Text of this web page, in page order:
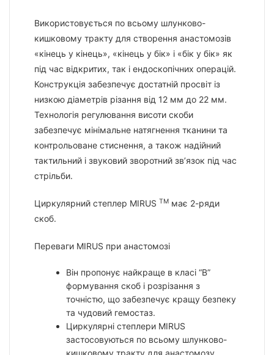
Використовується по всьому шлунково-
кишковому тракту для створення анастомозів
«кінець у кінець», «кінець у бік» і «бік у бік» як
під час відкритих, так і ендоскопічних операцій.
Конструкція забезпечує достатній просвіт із
низкою діаметрів різання від 12 мм до 22 мм.
Технологія регулювання висоти скоби
забезпечує мінімальне натягнення тканини та
контрольоване стиснення, а також надійний
тактильний і звуковий зворотний зв’язок під час
стрільби.
Циркулярний степлер MIRUS TM має 2-ряди
скоб.
Переваги MIRUS при анастомозі
Він пропонує найкраще в класі “B”
формування скоб і розрізання з
точністю, що забезпечує кращу безпеку
та чудовий гемостаз.
Циркулярні степлери MIRUS
застосовуються по всьому шлунково-